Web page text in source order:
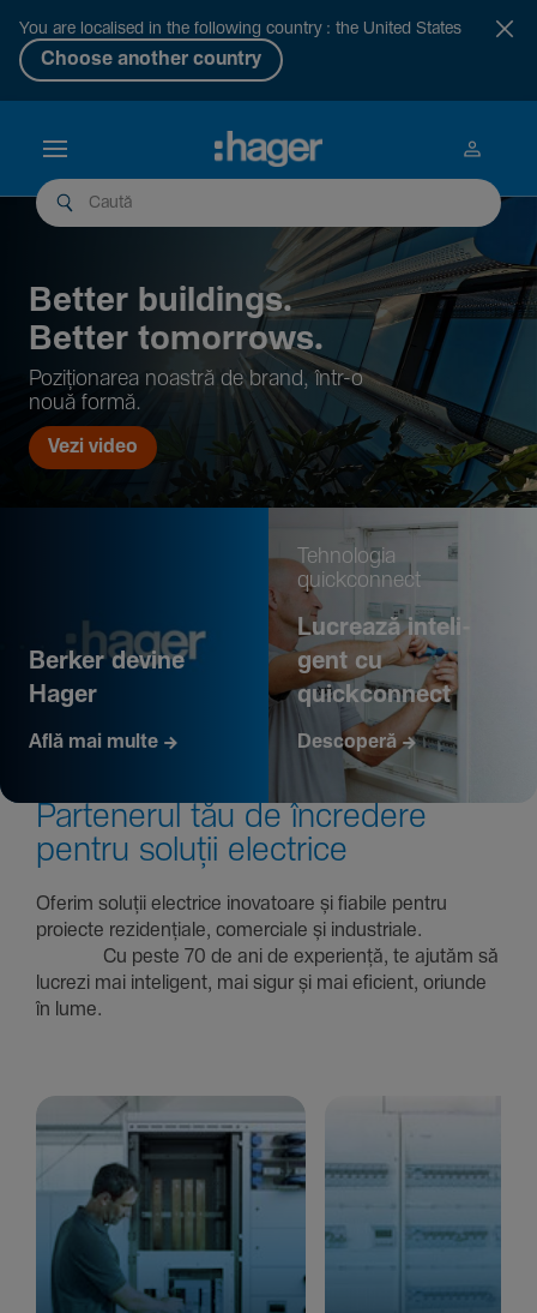
You are localised in the following country : the United States
Choose another country
Better buil­dings.
Better tomor­rows.
Pozi­țio­narea noastră de brand, într-o
nouă formă.
Vezi video
Berker devine
Hager
Află mai multe
Tehno­logia
quickconnect
Lucrează inte­li­
gent cu
quickconnect
Descoperă
Parte­nerul tău de încre­dere
pentru soluții electrice
Oferim soluții electrice inova­toare și fiabile pentru
proiecte rezi­den­țiale, comer­ciale și indus­triale.
Cu peste 70 de ani de expe­riență, te ajutăm să
lucrezi mai inte­li­gent, mai sigur și mai eficient, oriunde
în lume.